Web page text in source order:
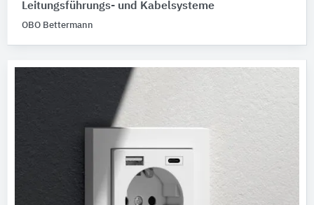
Leitungsführungs- und Kabelsysteme
OBO Bettermann